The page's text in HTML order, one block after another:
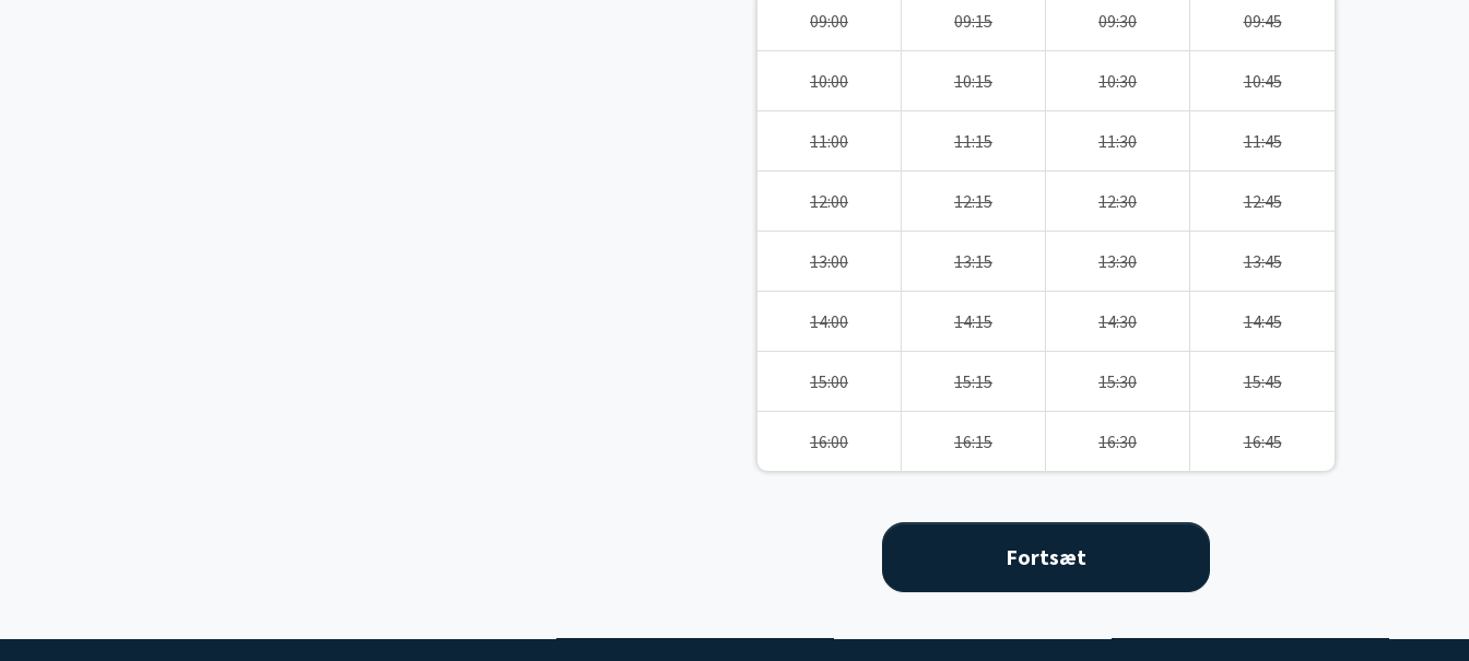
09:00 09:15 09:30 09:45
10:00 10:15 10:30 10:45
11:00 11:15 11:30 11:45
12:00 12:15 12:30 12:45
13:00 13:15 13:30 13:45
14:00 14:15 14:30 14:45
15:00 15:15 15:30 15:45
16:00 16:15 16:30 16:45